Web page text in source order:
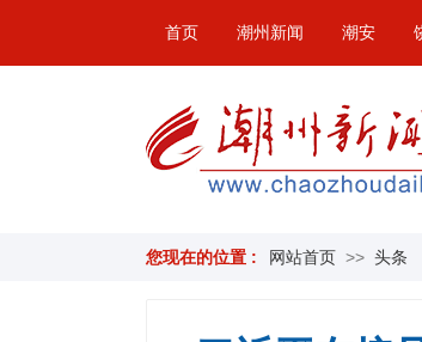
首页 潮州新闻 潮安
您现在的位置 : 网站首页 >> 头条